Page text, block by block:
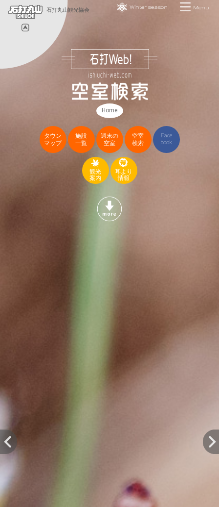
石打丸山観光協会 Menu
Winter season
Home
タウン
マップ
施設
一覧
週末の
空室
空室
検索
Face
book
観光
案内
耳より
情報